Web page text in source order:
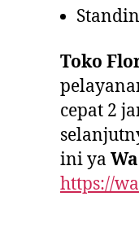
Toko
cepat 2
ini ya
https://